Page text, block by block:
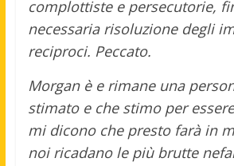
complottiste e persecutorie,
necessaria risoluzione degli
reciproci. Peccato.
Morgan è e rimane una
stimato e che stimo per
mi dicono che presto farà in
noi ricadano le più brutte